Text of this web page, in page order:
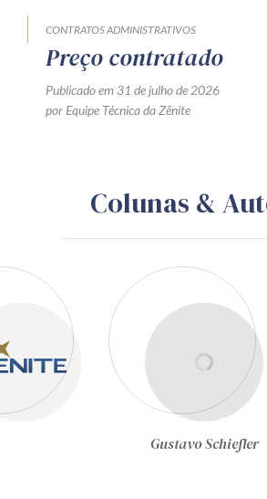
CONTRATOS ADMINISTRATIVOS
Preço contratado
Publicado em 31 de julho de 2026
por Equipe Técnica da Zênite
Colunas &
Gustavo Schiefler